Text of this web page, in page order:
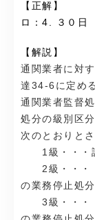
【正解】
ロ：4. ３０日
【解説】
通関業者に対
達34-6に定める
通関業者監督
処分の級別区
次のとおりと
1級・・・
2級・・・
の業務停止処分
3級・・・